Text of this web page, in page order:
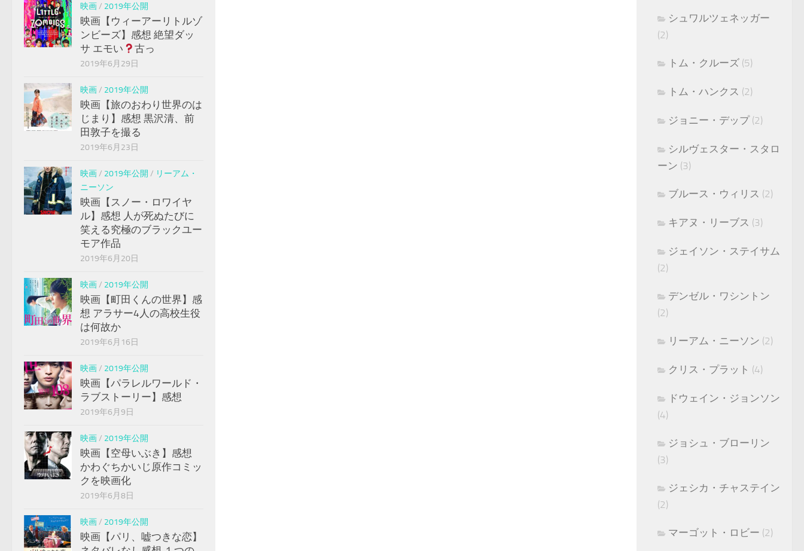
映画/ 2019年公開
映画【ウィーアーリトルゾ
ンビーズ】感想 絶望ダッ
サ エモい
古っ
2019年6月29日
映画/ 2019年公開
映画【旅のおわり世界のは
じまり】感想 黒沢清、前
田敦子を撮る
2019年6月23日
映画/ 2019年公開 / リーアム・
ニーソン
映画【スノー・ロワイヤ
ル】感想 人が死ぬたびに
笑える究極のブラックユー
モア作品
2019年6月20日
映画/ 2019年公開
映画【町田くんの世界】感
想 アラサー4人の高校生役
は何故か
2019年6月16日
映画/ 2019年公開
映画【パラレルワールド・
ラブストーリー】感想
2019年6月9日
映画/ 2019年公開
映画【空母いぶき】感想
かわぐちかいじ原作コミッ
クを映画化
2019年6月8日
映画/ 2019年公開
映画【パリ、嘘つきな恋】
シュワルツェネッガー
(2)
トム・クルーズ (5)
トム・ハンクス (2)
ジョニー・デップ(2)
シルヴェスター・スタロ
ーン (3)
ブルース・ウィリス (2)
キアヌ・リーブス (3)
ジェイソン・ステイサム
(2)
デンゼル・ワシントン
(2)
リーアム・ニーソン (2)
クリス・プラット (4)
ドウェイン・ジョンソン
(4)
ジョシュ・ブローリン
(3)
ジェシカ・チャステイン
(2)
マーゴット・ロビー (2)